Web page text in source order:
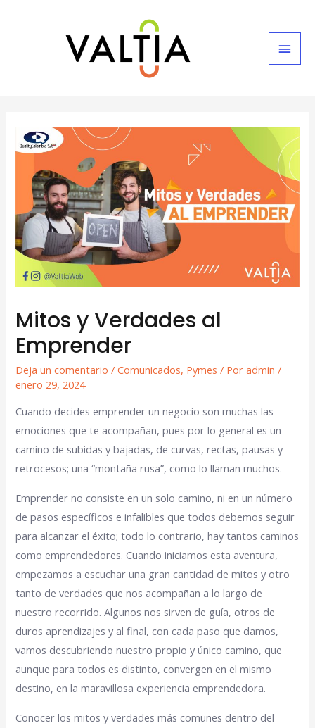
Mitos y Verdades al
Emprender
Deja un comentario /Comunicados, Pymes / Poradmin /
enero 29, 2024
Cuando decides emprender un negocio son muchas las
emociones que te acompañan, pues por lo general es un
camino de subidas y bajadas, de curvas, rectas, pausas y
retrocesos; una “montaña rusa”, como lo llaman muchos.
Emprender no consiste en un solo camino, ni en un número
de pasos específicos e infalibles que todos debemos seguir
para alcanzar el éxito; todo lo contrario, hay tantos caminos
como emprendedores. Cuando iniciamos esta aventura,
empezamos a escuchar una gran cantidad de mitos y otro
tanto de verdades que nos acompañan a lo largo de
nuestro recorrido. Algunos nos sirven de guía, otros de
duros aprendizajes y al final, con cada paso que damos,
vamos descubriendo nuestro propio y único camino, que
aunque para todos es distinto, convergen en el mismo
destino, en la maravillosa experiencia emprendedora.
Conocer los mitos y verdades más comunes dentro del